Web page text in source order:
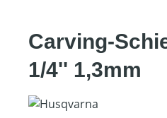
Carving-
1/4'' 1,3mm